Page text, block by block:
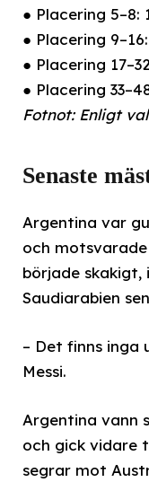
● Placering 5–8:
● Placering
● Placering
● Placering
Fotnot: Enligt
Senaste
Argentina var
och
började skakigt,
Saudiarabien
– Det finns inga
Messi.
Argentina vann
och gick vidare
segrar mot